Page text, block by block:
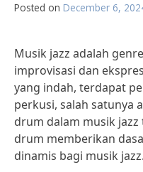
Posted on December 6,
Musik jazz adalah
improvisasi dan
yang indah, terdapat
perkusi, salah satunya
drum dalam musik
drum memberikan
dinamis bagi musik jazz.